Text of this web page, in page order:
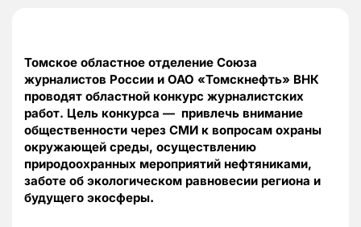
Томское областное отделение Союза
журналистов России и ОАО «Томскнефть» ВНК
проводят областной конкурс журналистских
работ. Цель конкурса — привлечь внимание
общественности через СМИ к вопросам охраны
окружающей среды, осуществлению
природоохранных мероприятий нефтяниками,
заботе об экологическом равновесии региона и
будущего экосферы.